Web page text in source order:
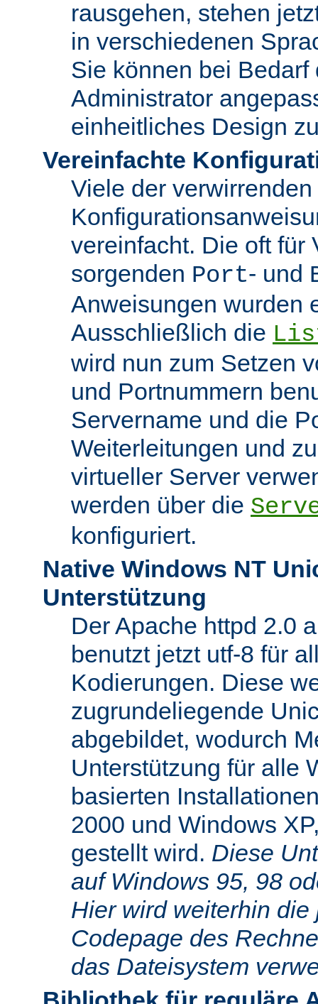
rausgehen, stehen
in verschiedenen
Sie können bei Bedarf
Administrator
einheitliches Design
Vereinfachte
Viele der verwirrenden
vereinfacht. Die oft für
sorgenden Port- und
Anweisungen wurden
Ausschließlich die
wird nun zum Setzen
und Portnummern
Servername und die
Weiterleitungen und
virtueller Server
werden über die
konfiguriert.
Native Windows NT
Unterstützung
Der Apache httpd 2.0
benutzt jetzt utf-8 für
Kodierungen. Diese
zugrundeliegende
abgebildet, wodurch
Unterstützung für alle
basierten
2000 und Windows
gestellt wird. Diese
auf Windows 95, 98
Hier wird weiterhin
Codepage des
das Dateisystem